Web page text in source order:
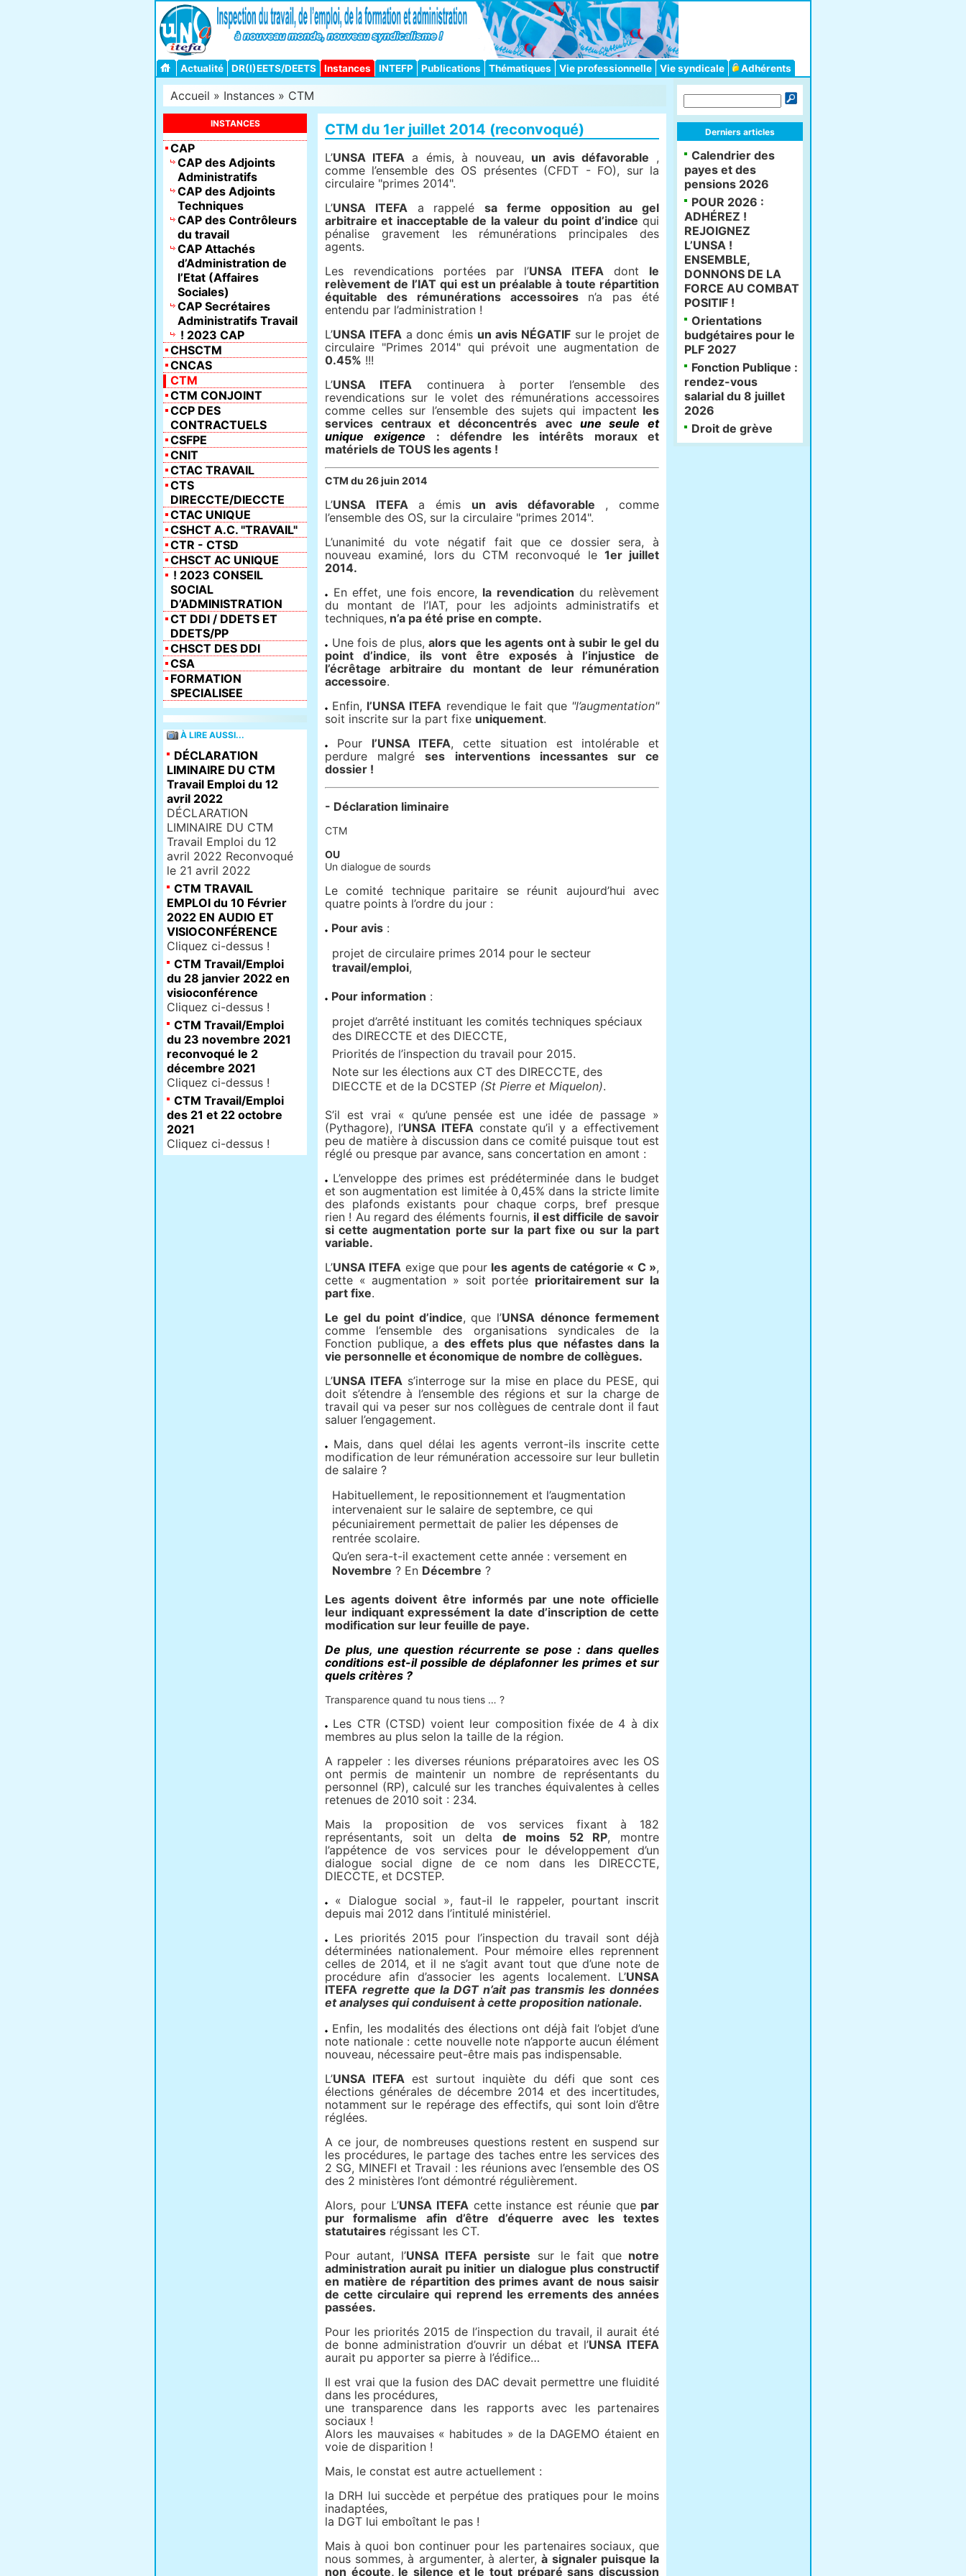
Actualité DR(I)EETS/DEETS Instances INTEFP Publications Thématiques Vie professionnelle Vie syndicale Adhérents
Accueil » Instances » CTM
CTM du 1er juillet 2014 (reconvoqué)
L’UNSA ITEFA a émis, à nouveau, un avis défavorable ,
comme l’ensemble des OS présentes (CFDT - FO), sur la
circulaire "primes 2014".
L’UNSA ITEFAa rappelé sa ferme opposition au gel
arbitraire et inacceptable de la valeur du point d’indice qui
pénalise gravement les rémunérations principales des
agents.
Les revendications portées par l’UNSA ITEFA dont le
relèvement de l’IAT qui est un préalable à toute répartition
équitable des rémunérations accessoiresn’a pas été
entendu par l’administration !
L’UNSA ITEFAa donc émis un avis NÉGATIFsur le projet de
circulaire "Primes 2014" qui prévoit une augmentation de
0.45% !!!
L’UNSA ITEFA continuera à porter l’ensemble des
revendications sur le volet des rémunérations accessoires
comme celles sur l’ensemble des sujets qui impactent les
services centraux et déconcentrés avec une seule et
unique exigence : défendre les intérêts moraux et
matériels de TOUS les agents !
CTM du 26 juin 2014
L’UNSA ITEFAa émis un avis défavorable , comme
l’ensemble des OS, sur la circulaire "primes 2014".
L’unanimité du vote négatif fait que ce dossier sera, à
nouveau examiné, lors du CTM reconvoqué le 1er juillet
2014.
En effet, une fois encore, la revendication du relèvement
du montant de l’IAT, pour les adjoints administratifs et
techniques, n’a pa été prise en compte.
Une fois de plus,alors que les agents ont à subir le gel du
point d’indice, ils vont être exposés à l’injustice de
l’écrêtage arbitraire du montant de leur rémunération
accessoire.
Enfin, l’UNSA ITEFA revendique le fait que "l’augmentation"
soit inscrite sur la part fixe uniquement.
Pour l’UNSA ITEFA, cette situation est intolérable et
perdure malgréses interventions incessantes sur ce
dossier !
- Déclaration liminaire
CTM
OU
Un dialogue de sourds
Le comité technique paritaire se réunit aujourd’hui avec
quatre points à l’ordre du jour :
Pour avis :
projet de circulaire primes 2014 pour le secteur
travail/emploi,
Pour information :
projet d’arrêté instituant les comités techniques spéciaux
des DIRECCTE et des DIECCTE,
Priorités de l’inspection du travail pour 2015.
Note sur les élections aux CT des DIRECCTE, des
DIECCTE et de la DCSTEP (St Pierre et Miquelon).
S’il est vrai « qu’une pensée est une idée de passage »
(Pythagore), l’UNSA ITEFAconstate qu’il y a effectivement
peu de matière à discussion dans ce comité puisque tout est
réglé ou presque par avance, sans concertation en amont :
L’enveloppe des primes est prédéterminée dans le budget
et son augmentation est limitée à 0,45% dans la stricte limite
des plafonds existants pour chaque corps, bref presque
rien ! Au regard des éléments fournis, il est difficile de savoir
si cette augmentation porte sur la part fixe ou sur la part
variable.
L’UNSA ITEFA exige que pour les agents de catégorie « C »,
cette « augmentation » soit portée prioritairement sur la
part fixe.
Le gel du point d’indice, que l’UNSA dénonce fermement
comme l’ensemble des organisations syndicales de la
Fonction publique, a des effets plus que néfastes dans la
vie personnelle et économique de nombre de collègues.
L’UNSA ITEFAs’interroge sur la mise en place du PESE, qui
doit s’étendre à l’ensemble des régions et sur la charge de
travail qui va peser sur nos collègues de centrale dont il faut
saluer l’engagement.
Mais, dans quel délai les agents verront-ils inscrite cette
modification de leur rémunération accessoire sur leur bulletin
de salaire ?
Habituellement, le repositionnement et l’augmentation
intervenaient sur le salaire de septembre, ce qui
pécuniairement permettait de palier les dépenses de
rentrée scolaire.
Qu’en sera-t-il exactement cette année : versement en
Novembre ? En Décembre ?
Les agents doivent être informés par une note officielle
leur indiquant expressément la date d’inscription de cette
modification sur leur feuille de paye.
De plus, une question récurrente se pose : dans quelles
conditions est-il possible de déplafonner les primes et sur
quels critères ?
Transparence quand tu nous tiens … ?
Les CTR (CTSD) voient leur composition fixée de 4 à dix
membres au plus selon la taille de la région.
A rappeler : les diverses réunions préparatoires avec les OS
ont permis de maintenir un nombre de représentants du
personnel (RP), calculé sur les tranches équivalentes à celles
retenues de 2010 soit : 234.
Mais la proposition de vos services fixant à 182
représentants, soit un delta de moins 52 RP, montre
l’appétence de vos services pour le développement d’un
dialogue social digne de ce nom dans les DIRECCTE,
DIECCTE, et DCSTEP.
« Dialogue social », faut-il le rappeler, pourtant inscrit
depuis mai 2012 dans l’intitulé ministériel.
Les priorités 2015 pour l’inspection du travail sont déjà
déterminées nationalement. Pour mémoire elles reprennent
celles de 2014, et il ne s’agit avant tout que d’une note de
procédure afin d’associer les agents localement. L’UNSA
ITEFA regrette que la DGT n’ait pas transmis les données
et analyses qui conduisent à cette proposition nationale.
Enfin, les modalités des élections ont déjà fait l’objet d’une
note nationale : cette nouvelle note n’apporte aucun élément
nouveau, nécessaire peut-être mais pas indispensable.
L’UNSA ITEFA est surtout inquiète du défi que sont ces
élections générales de décembre 2014 et des incertitudes,
notamment sur le repérage des effectifs, qui sont loin d’être
réglées.
A ce jour, de nombreuses questions restent en suspend sur
les procédures, le partage des taches entre les services des
2 SG, MINEFI et Travail : les réunions avec l’ensemble des OS
des 2 ministères l’ont démontré régulièrement.
Alors, pour L’UNSA ITEFAcette instance est réunie que par
pur formalisme afin d’être d’équerre avec les textes
statutaires régissant les CT.
Pour autant, l’UNSA ITEFA persiste sur le fait que notre
administration aurait pu initier un dialogue plus constructif
en matière de répartition des primes avant de nous saisir
de cette circulaire qui reprend les errements des années
passées.
Pour les priorités 2015 de l’inspection du travail, il aurait été
de bonne administration d’ouvrir un débat et l’UNSA ITEFA
aurait pu apporter sa pierre à l’édifice…
Il est vrai que la fusion des DAC devait permettre une fluidité
dans les procédures,
une transparence dans les rapports avec les partenaires
sociaux !
Alors les mauvaises « habitudes » de la DAGEMO étaient en
voie de disparition !
Mais, le constat est autre actuellement :
la DRH lui succède et perpétue des pratiques pour le moins
inadaptées,
la DGT lui emboîtant le pas !
Mais à quoi bon continuer pour les partenaires sociaux, que
nous sommes, à argumenter, à alerter,à signaler puisque la
non écoute, le silence et le tout préparé sans discussion
INSTANCES
CAP
CAP des Adjoints
Administratifs
CAP des Adjoints
Techniques
CAP des Contrôleurs
du travail
CAP Attachés
d’Administration de
l’Etat (Affaires
Sociales)
CAP Secrétaires
Administratifs Travail
! 2023 CAP
CHSCTM
CNCAS
CTM
CTM CONJOINT
CCP DES
CONTRACTUELS
CSFPE
CNIT
CTAC TRAVAIL
CTS
DIRECCTE/DIECCTE
CTAC UNIQUE
CSHCT A.C. "TRAVAIL"
CTR - CTSD
CHSCT AC UNIQUE
! 2023 CONSEIL
SOCIAL
D’ADMINISTRATION
CT DDI / DDETS ET
DDETS/PP
CHSCT DES DDI
CSA
FORMATION
SPECIALISEE
À LIRE AUSSI...
DÉCLARATION
LIMINAIRE DU CTM
Travail Emploi du 12
avril 2022
DÉCLARATION
LIMINAIRE DU CTM
Travail Emploi du 12
avril 2022 Reconvoqué
le 21 avril 2022
CTM TRAVAIL
EMPLOI du 10 Février
2022 EN AUDIO ET
VISIOCONFÉRENCE
Cliquez ci-dessus !
CTM Travail/Emploi
du 28 janvier 2022 en
visioconférence
Cliquez ci-dessus !
CTM Travail/Emploi
du 23 novembre 2021
reconvoqué le 2
décembre 2021
Cliquez ci-dessus !
CTM Travail/Emploi
des 21 et 22 octobre
2021
Cliquez ci-dessus !
Derniers articles
Calendrier des
payes et des
pensions 2026
POUR 2026 :
ADHÉREZ !
REJOIGNEZ
L’UNSA !
ENSEMBLE,
DONNONS DE LA
FORCE AU COMBAT
POSITIF !
Orientations
budgétaires pour le
PLF 2027
Fonction Publique :
rendez-vous
salarial du 8 juillet
2026
Droit de grève